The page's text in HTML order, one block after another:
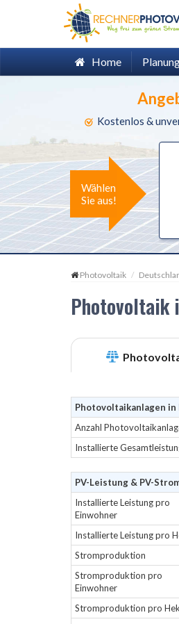
Home
Kostenlos &
Wählen
Sie aus!
Photovoltaik
Photovoltaik
Photovoltaikanlagen in
Anzahl
Installierte
PV-Leistung & PV-
Installierte Leistung pro
Einwohner
Installierte Leistung pro
Stromproduktion
Stromproduktion pro
Einwohner
Stromproduktion pro